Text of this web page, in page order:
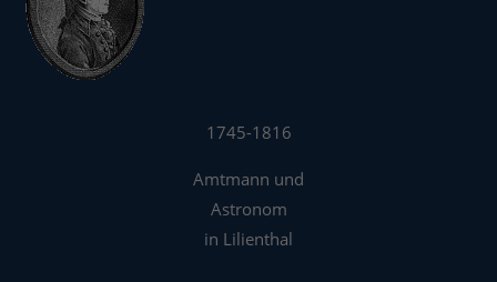
1745-1816
Amtmann und
Astronom
in Lilienthal